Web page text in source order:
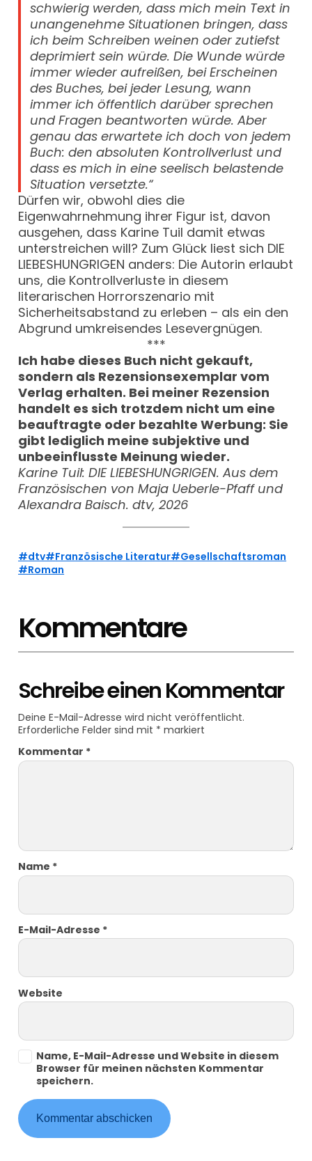
schwierig werden, dass mich mein Text in
unangenehme Situationen bringen, dass
ich beim Schreiben weinen oder zutiefst
deprimiert sein würde. Die Wunde würde
immer wieder aufreißen, bei Erscheinen
des Buches, bei jeder Lesung, wann
immer ich öffentlich darüber sprechen
und Fragen beantworten würde. Aber
genau das erwartete ich doch von jedem
Buch: den absoluten Kontrollverlust und
dass es mich in eine seelisch belastende
Situation versetzte.“
Dürfen wir, obwohl dies die
Eigenwahrnehmung ihrer Figur ist, davon
ausgehen, dass Karine Tuil damit etwas
unterstreichen will? Zum Glück liest sich DIE
LIEBESHUNGRIGEN anders: Die Autorin erlaubt
uns, die Kontrollverluste in diesem
literarischen Horrorszenario mit
Sicherheitsabstand zu erleben – als ein den
Abgrund umkreisendes Lesevergnügen.
***
Ich habe dieses Buch nicht gekauft,
sondern als Rezensionsexemplar vom
Verlag erhalten. Bei meiner Rezension
handelt es sich trotzdem nicht um eine
beauftragte oder bezahlte Werbung: Sie
gibt lediglich meine subjektive und
unbeeinflusste Meinung wieder.
Karine Tuil: DIE LIEBESHUNGRIGEN. Aus dem
Französischen von Maja Ueberle-Pfaff und
Alexandra Baisch. dtv, 2026
dtv Französische Literatur
Gesellschaftsroman
Roman
Kommentare
Schreibe einen Kommentar
Deine E-Mail-Adresse wird nicht veröffentlicht.
Erforderliche Felder sind mit * markiert
Kommentar *
Name *
E-Mail-Adresse *
Website
Name, E-Mail-Adresse und Website in diesem
Browser für meinen nächsten Kommentar
speichern.